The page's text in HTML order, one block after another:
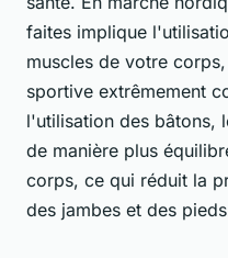
faites implique
muscles de votre
sportive extrêmement
l'utilisation des bâtons,
de manière plus
corps, ce qui réduit la
des jambes et des